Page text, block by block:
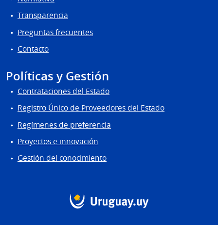
Transparencia
Preguntas frecuentes
Contacto
Políticas y Gestión
Contrataciones del Estado
Registro Único de Proveedores del Estado
Regímenes de preferencia
Proyectos e innovación
Gestión del conocimiento